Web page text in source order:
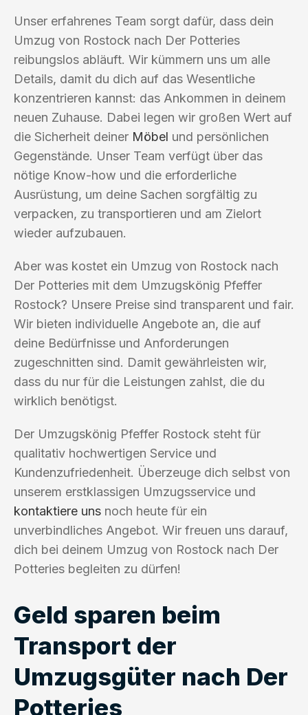
Unser erfahrenes Team sorgt dafür, dass dein
Umzug von Rostock nach Der Potteries
reibungslos abläuft. Wir kümmern uns um alle
Details, damit du dich auf das Wesentliche
konzentrieren kannst: das Ankommen in deinem
neuen Zuhause. Dabei legen wir großen Wert auf
die Sicherheit deiner Möbel und persönlichen
Gegenstände. Unser Team verfügt über das
nötige Know-how und die erforderliche
Ausrüstung, um deine Sachen sorgfältig zu
verpacken, zu transportieren und am Zielort
wieder aufzubauen.
Aber was kostet ein Umzug von Rostock nach
Der Potteries mit dem Umzugskönig Pfeffer
Rostock? Unsere Preise sind transparent und fair.
Wir bieten individuelle Angebote an, die auf
deine Bedürfnisse und Anforderungen
zugeschnitten sind. Damit gewährleisten wir,
dass du nur für die Leistungen zahlst, die du
wirklich benötigst.
Der Umzugskönig Pfeffer Rostock steht für
qualitativ hochwertigen Service und
Kundenzufriedenheit. Überzeuge dich selbst von
unserem erstklassigen Umzugsservice und
kontaktiere uns noch heute für ein
unverbindliches Angebot. Wir freuen uns darauf,
dich bei deinem Umzug von Rostock nach Der
Potteries begleiten zu dürfen!
Geld sparen beim
Transport der
Umzugsgüter nach Der
Potteries